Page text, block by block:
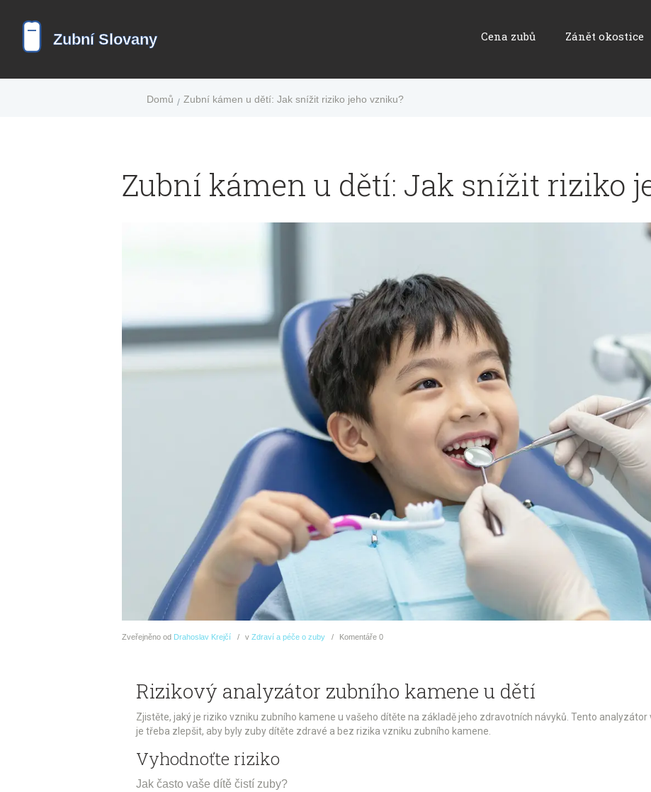
Cena zubů Zánět okostice
Domů Zubní kámen u dětí: Jak snížit riziko jeho vzniku?
Zubní kámen u dětí: Jak snížit riziko
Zveřejněno od Drahoslav Krejčí v Zdraví a péče o zuby Komentáře 0
Rizikový analyzátor zubního kamene u dětí
Zjistěte, jaký je riziko vzniku zubního kamene u vašeho dítěte na základě jeho zdravotních návyků. Tento
je třeba zlepšit, aby byly zuby dítěte zdravé a bez rizika vzniku zubního kamene.
Vyhodnoťte riziko
Jak často vaše dítě čistí zuby?